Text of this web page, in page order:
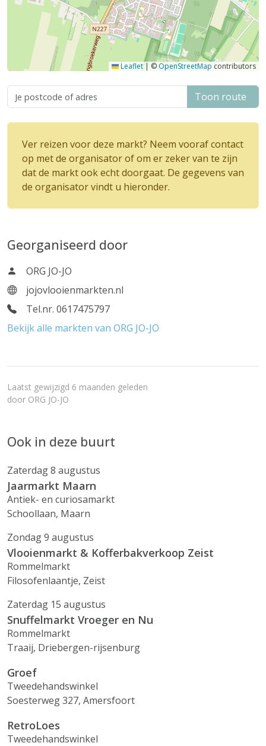
Leaflet | © OpenStreetMap contributors
Toon route
Ver reizen voor deze markt? Neem vooraf contact
op met de organisator of om er zeker van te zijn
dat de markt ook echt doorgaat. De gegevens van
de organisator vindt u hieronder.
Georganiseerd door
ORG JO-JO
jojovlooienmarkten.nl
Tel.nr. 0617475797
Bekijk alle markten van ORG JO-JO
Laatst gewijzigd 6 maanden geleden
door ORG JO-JO
Ook in deze buurt
Zaterdag 8 augustus
Jaarmarkt Maarn
Antiek- en curiosamarkt
Schoollaan, Maarn
Zondag 9 augustus
Vlooienmarkt & Kofferbakverkoop Zeist
Rommelmarkt
Filosofenlaantje, Zeist
Zaterdag 15 augustus
Snuffelmarkt Vroeger en Nu
Rommelmarkt
Traaij, Driebergen-rijsenburg
Groef
Tweedehandswinkel
Soesterweg 327, Amersfoort
RetroLoes
Tweedehandswinkel